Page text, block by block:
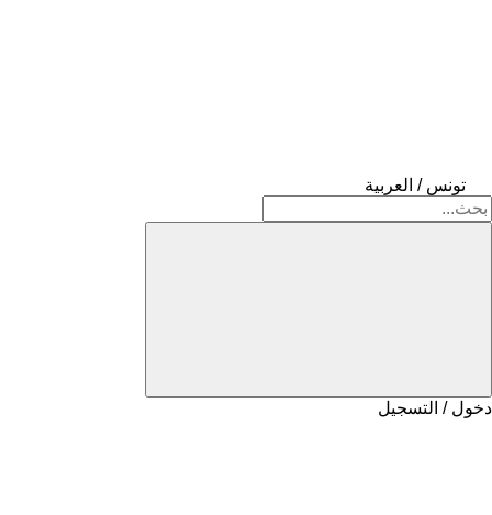
تونس / العربية
دخول / التسجيل